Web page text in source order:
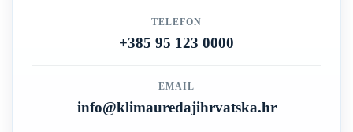
TELEFON
+385 95 123 0000
EMAIL
info@klimauredajihrvatska.hr